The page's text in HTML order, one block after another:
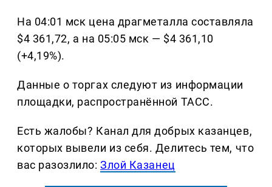
На 04:01 мск цена драгметалла составляла
$4 361,72, а на 05:05 мск — $4 361,10
(+4,19%).
Данные о торгах следуют из информации
площадки, распространённой ТАСС.
Есть жалобы? Канал для добрых казанцев,
которых вывели из себя. Делитеcь тем, что
вас разозлило:Злой Казанец